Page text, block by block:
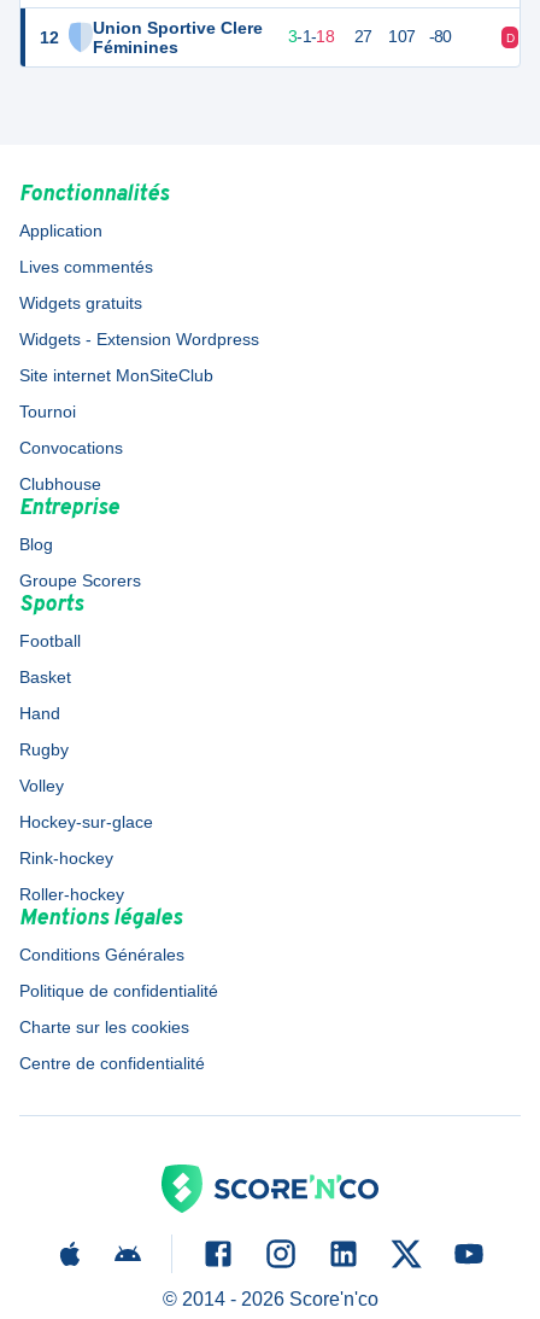
12
Union Sportive Clere
Féminines
10 22 3-1-18 27 107 -80 D
Fonctionnalités
Application
Lives commentés
Widgets gratuits
Widgets - Extension Wordpress
Site internet MonSiteClub
Tournoi
Convocations
Clubhouse
Entreprise
Blog
Groupe Scorers
Sports
Football
Basket
Hand
Rugby
Volley
Hockey-sur-glace
Rink-hockey
Roller-hockey
Mentions légales
Conditions Générales
Politique de confidentialité
Charte sur les cookies
Centre de confidentialité
© 2014 - 2026Score'n'co